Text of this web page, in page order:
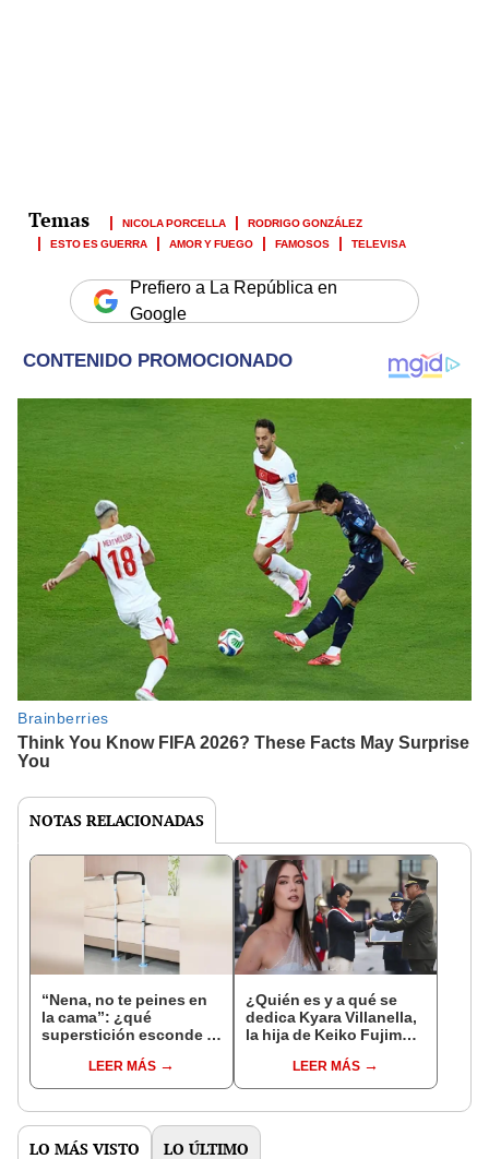
NICOLA PORCELLA
RODRIGO GONZÁLEZ
ESTO ES GUERRA
AMOR Y FUEGO FAMOSOS TELEVISA
Prefiero a La República en
Google
NOTAS RELACIONADAS
“Nena, no te peines en
la cama”: ¿qué
superstición esconde la
Enanitos Verdes?
LEER MÁS
¿Quién es y a qué se
dedica Kyara Villanella,
la hija de Keiko Fujimori
nivel nacional?
LEER MÁS
LO MÁS VISTO LO ÚLTIMO